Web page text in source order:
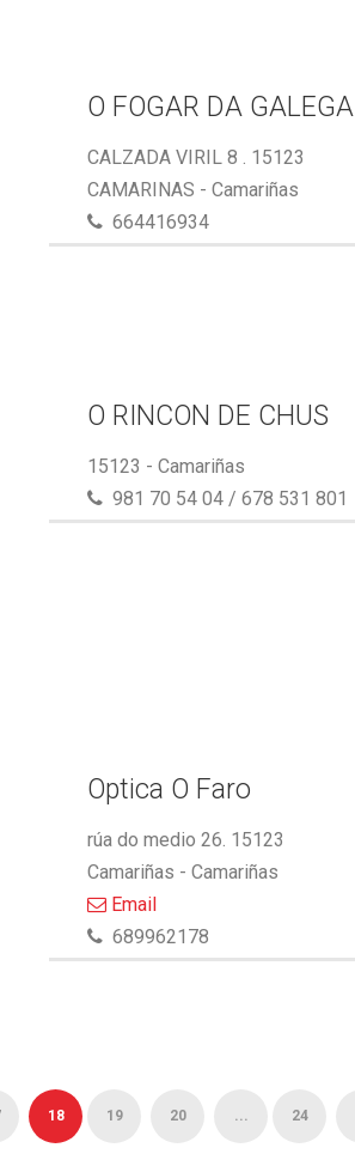
O FOGAR DA GALEGA
CALZADA VIRIL 8 . 15123
CAMARINAS - Camariñas
664416934
O RINCON DE CHUS
15123 - Camariñas
981 70 54 04 / 678 531 801
Optica O Faro
rúa do medio 26. 15123
Camariñas - Camariñas
Email
689962178
18 19 20 ... 24